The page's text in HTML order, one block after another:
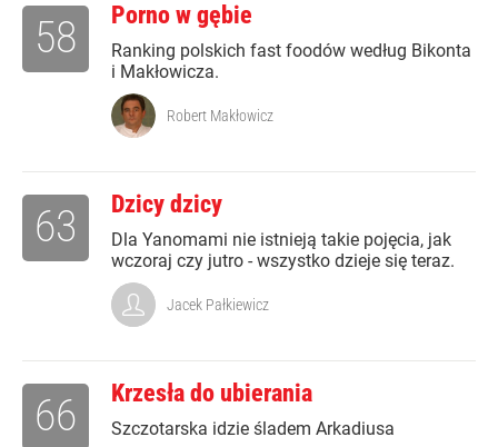
Porno w gębie
Ranking polskich fast foodów według Bikonta
i Makłowicza.
58
Robert Makłowicz
Dzicy dzicy
Dla Yanomami nie istnieją takie pojęcia, jak
wczoraj czy jutro - wszystko dzieje się teraz.
63
Jacek Pałkiewicz
Krzesła do ubierania
Szczotarska idzie śladem Arkadiusa
66